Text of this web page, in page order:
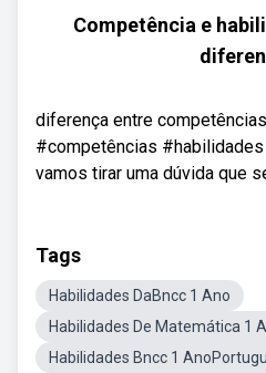
Competência e
diferença entre
#competências
vamos tirar uma dúvida que
Tags
Habilidades DaBncc 1 Ano
Habilidades De Matemática 1
Habilidades Bncc 1